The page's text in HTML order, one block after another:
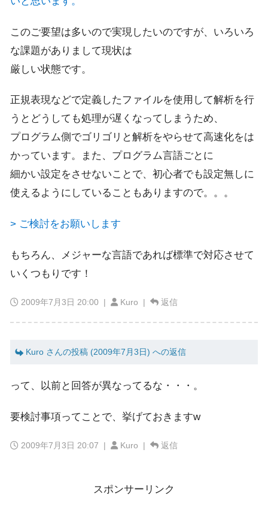
このご要望は多いので実現したいのですが、いろいろ
な課題がありまして現状は
厳しい状態です。
正規表現などで定義したファイルを使用して解析を行
うとどうしても処理が遅くなってしまうため、
プログラム側でゴリゴリと解析をやらせて高速化をは
かっています。また、プログラム言語ごとに
細かい設定をさせないことで、初心者でも設定無しに
使えるようにしていることもありますので。。。
> ご検討をお願いします
もちろん、メジャーな言語であれば標準で対応させて
いくつもりです！
2009年7月3日 20:00 | Kuro | 返信
Kuro さんの投稿 (2009年7月3日) への返信
って、以前と回答が異なってるな・・・。
要検討事項ってことで、挙げておきますw
2009年7月3日 20:07 | Kuro | 返信
スポンサーリンク